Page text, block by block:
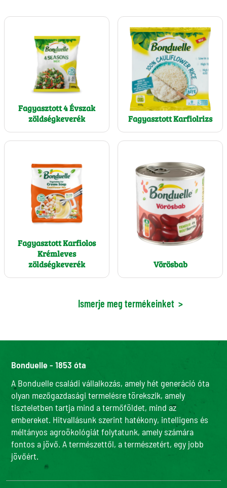
Fagyasztott 4 Évszak
zöldségkeverék
Fagyasztott Karfiolrizs
Fagyasztott Karfiolos
Krémleves
zöldségkeverék
Vörösbab
Ismerje meg termékeinket >
Bonduelle - 1853 óta
A Bonduelle családi vállalkozás, amely hét generáció óta
olyan mezőgazdasági termelésre törekszik, amely
tiszteletben tartja mind a termőföldet, mind az
embereket. Hitvallásunk szerint hatékony, intelligens és
méltányos agroökológiát folytatunk, amely számára
fontos a jövő. A természettől, a természetért, egy jobb
jövőért.